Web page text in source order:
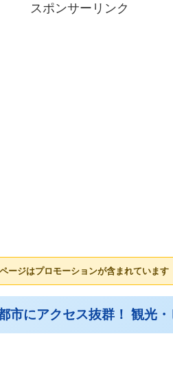
スポンサーリンク
ージはプロモーションが含まれています
にアクセス抜群！ 観光・